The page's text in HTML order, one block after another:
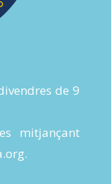
de 9
mitjançant
.